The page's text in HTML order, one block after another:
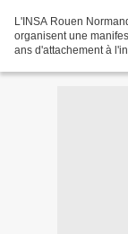
L'INSA Rouen
organisent une
ans d'attachement à